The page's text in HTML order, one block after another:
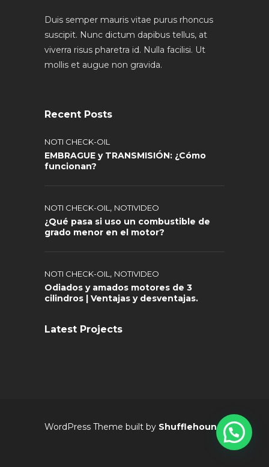
Duis semper mauris vitae purus rhoncus
suscipit. Nunc dictum dapibus tellus, at
viverra risus pharetra id. Nulla facilisi. Ut
mollis et augue non gravida.
Recent Posts
NOTI CHECK-OIL
EMBRAGUE y TRANSMISIÓN: ¿Cómo
funcionan?
NOTI CHECK-OIL , NOTIVIDEO
¿Qué pasa si uso un combustible de
grado menor en el motor?
NOTI CHECK-OIL , NOTIVIDEO
Odiados y amados motores de 3
cilindros | Ventajas y desventajas.
Latest Projects
WordPress Theme built by Shufflehound .